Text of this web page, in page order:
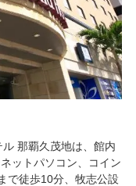
那覇久茂地は、館内
ットパソコン、コイン
で徒歩10分、牧志公設